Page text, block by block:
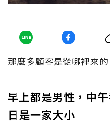
那麼多顧客是從哪裡來的
早上都是男性，中
日是一家大小